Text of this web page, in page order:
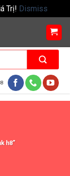
Trị! Dismiss
h8”